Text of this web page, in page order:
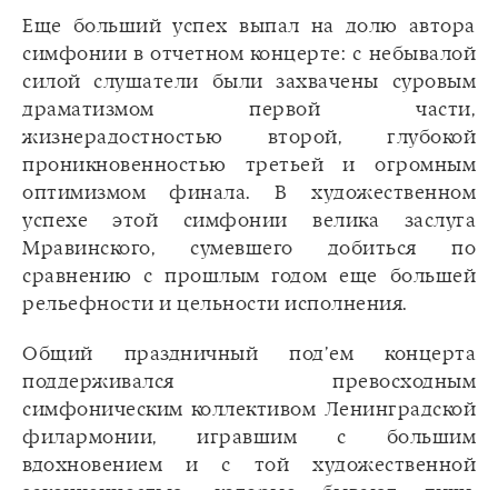
Еще больший успех выпал на долю автора
симфонии в отчетном концерте: с небывалой
силой слушатели были захвачены суровым
драматизмом первой части,
жизнерадостностью второй, глубокой
проникновенностью третьей и огромным
оптимизмом финала. В художественном
успехе этой симфонии велика заслуга
Мравинского, сумевшего добиться по
сравнению с прошлым годом еще большей
рельефности и цельности исполнения.
Общий праздничный под’ем концерта
поддерживался превосходным
симфоническим коллективом Ленинградской
филармонии, игравшим с большим
вдохновением и с той художественной